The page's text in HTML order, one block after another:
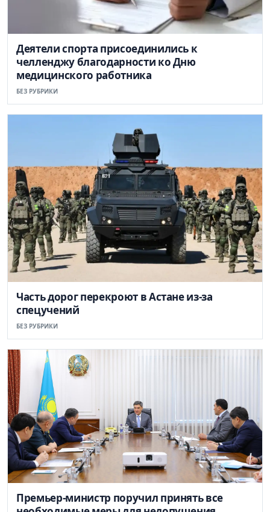
Деятели спорта присоединились к
челленджу благодарности ко Дню
медицинского работника
БЕЗ РУБРИКИ
Часть дорог перекроют в Астане из-за
спецучений
БЕЗ РУБРИКИ
Премьер-министр поручил принять все